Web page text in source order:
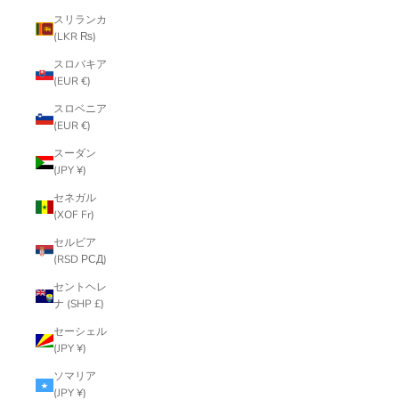
スリランカ
(LKR ₨)
スロバキア
(EUR €)
スロベニア
(EUR €)
スーダン
(JPY ¥)
セネガル
(XOF Fr)
セルビア
(RSD РСД)
セントヘレ
ナ (SHP £)
セーシェル
(JPY ¥)
ソマリア
(JPY ¥)